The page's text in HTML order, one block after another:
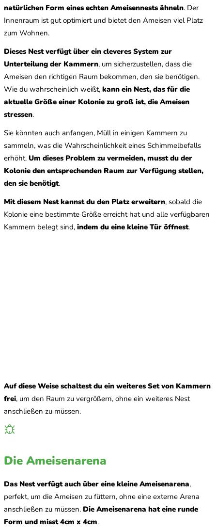
natürlichen Form eines echten Ameisennests ähneln. Der
Innenraum ist gut optimiert und bietet den Ameisen viel Platz
zum Wohnen.
Dieses Nest verfügt über ein cleveres System zur
Unterteilung der Kammern, um sicherzustellen, dass die
Ameisen den richtigen Raum bekommen, den sie benötigen.
Wie du wahrscheinlich weißt, kann ein Nest, das für die
aktuelle Größe einer Kolonie zu groß ist, die Ameisen
stressen.
Sie könnten auch anfangen, Müll in einigen Kammern zu
sammeln, was die Wahrscheinlichkeit eines Schimmelbefalls
erhöht. Um dieses Problem zu vermeiden, musst du der
Kolonie den entsprechenden Raum zur Verfügung stellen,
den sie benötigt.
Mit diesem Nest kannst du den Platz erweitern, sobald die
Kolonie eine bestimmte Größe erreicht hat und alle verfügbaren
Kammern belegt sind, indem du eine kleine Tür öffnest.
Auf diese Weise schaltest du ein weiteres Set von Kammern
frei, um den Raum zu vergrößern, ohne ein weiteres Nest
anschließen zu müssen.
Die Ameisenarena
Das Nest verfügt auch über eine kleine Ameisenarena,
perfekt, um die Ameisen zu füttern, ohne eine externe Arena
anschließen zu müssen. Die Ameisenarena hat eine runde
Form und misst 4cm x 4cm.